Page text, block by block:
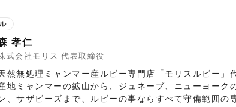
孝仁
式会社モリス 代表取締役
然無処理ミャンマー産ルビー専門店「モリスルビー」
地ミャンマーの鉱山から、ジュネーブ、ニューヨーク
、サザビーズまで、ルビーの事ならすべて守備範囲の